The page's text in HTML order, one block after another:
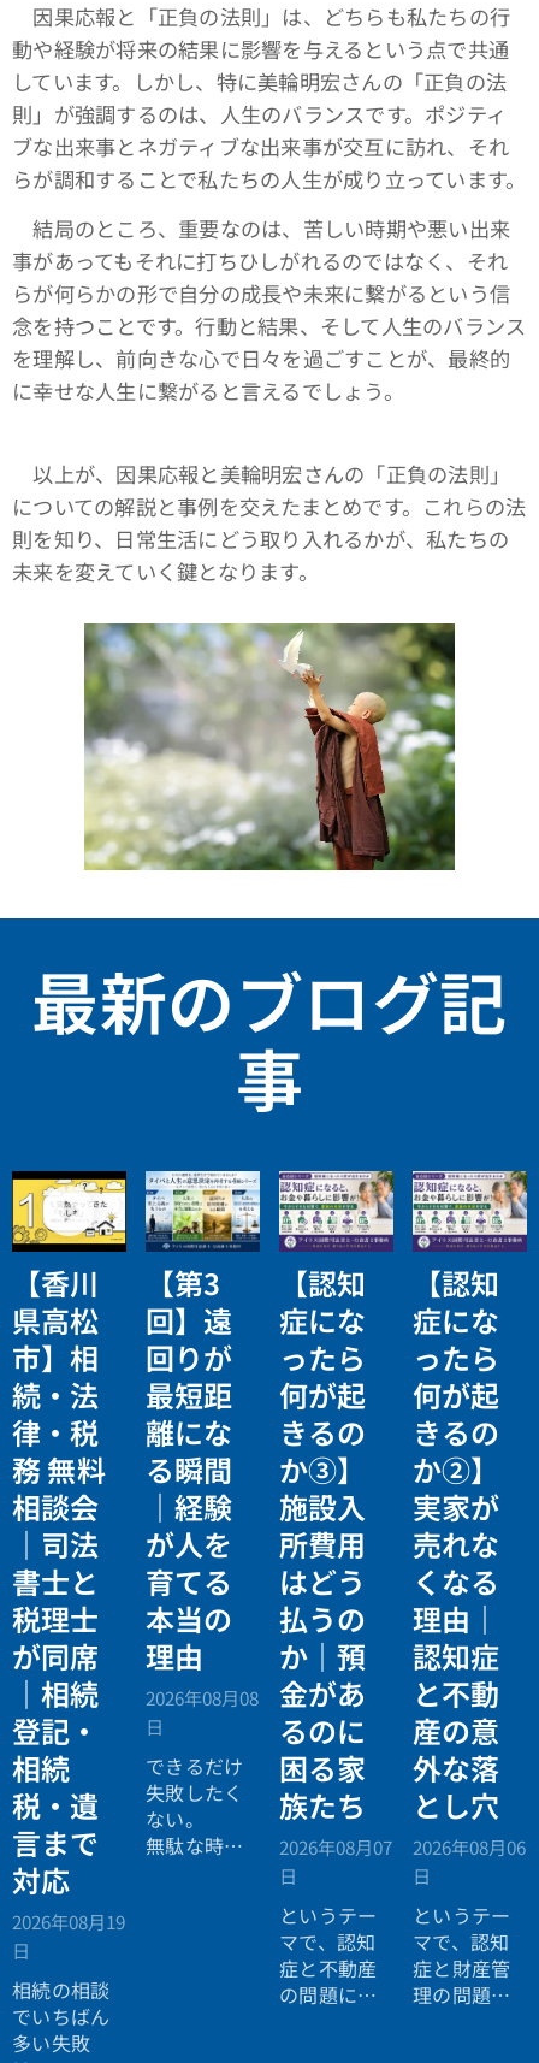
因果応報と「正負の法則」は、どちらも私たちの行
動や経験が将来の結果に影響を与えるという点で共通
しています。しかし、特に美輪明宏さんの「正負の法
則」が強調するのは、人生のバランスです。ポジティ
ブな出来事とネガティブな出来事が交互に訪れ、それ
らが調和することで私たちの人生が成り立っています。
結局のところ、重要なのは、苦しい時期や悪い出来
事があってもそれに打ちひしがれるのではなく、それ
らが何らかの形で自分の成長や未来に繋がるという信
念を持つことです。行動と結果、そして人生のバランス
を理解し、前向きな心で日々を過ごすことが、最終的
に幸せな人生に繋がると言えるでしょう。
以上が、因果応報と美輪明宏さんの「正負の法則」
についての解説と事例を交えたまとめです。これらの法
則を知り、日常生活にどう取り入れるかが、私たちの
未来を変えていく鍵となります。
最新のブログ記
事
【香川
県高松
市】相
続・法
律・税
務 無料
相談会
｜司法
書士と
税理士
が同席
｜相続
登記・
相続
税・遺
言まで
対応
2026年08月19
日
相続の相談
でいちばん
多い失敗
【第3
回】遠
回りが
最短距
離にな
る瞬間
｜経験
が人を
育てる
本当の
理由
2026年08月08
日
できるだけ
失敗したく
ない。
無駄な時間
【認知
症にな
ったら
何が起
きるの
か③】
施設入
所費用
はどう
払うの
か｜預
金があ
るのに
困る家
族たち
2026年08月07
日
というテー
マで、認知
症と不動産
の問題につ
【認知
症にな
ったら
何が起
きるの
か②】
実家が
売れな
くなる
理由｜
認知症
と不動
産の意
外な落
とし穴
2026年08月06
日
というテー
マで、認知
症と財産管
理の問題に